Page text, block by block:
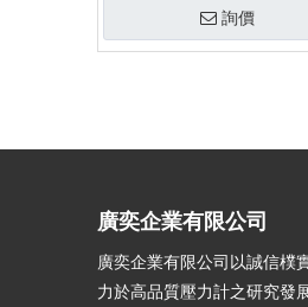
詢價
廣奕企業有限公司
廣奕企業有限公司以誠信樸
力於高品質壓力計之研究發